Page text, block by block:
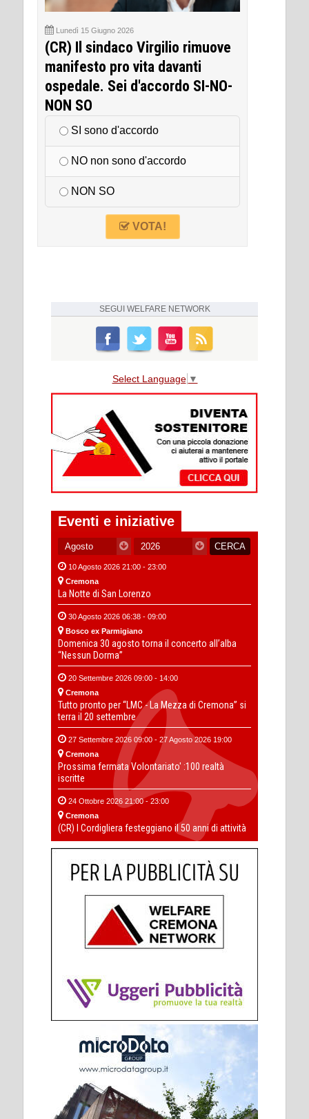
Lunedì 15 Giugno 2026
(CR) Il sindaco Virgilio rimuove
manifesto pro vita davanti
ospedale. Sei d'accordo SI-NO-
NON SO
SI sono d'accordo
NO non sono d'accordo
NON SO
VOTA!
SEGUI WELFARE NETWORK
Select Language ▼
Eventi e iniziative
10 Agosto 2026 21:00 - 23:00
Cremona
La Notte di San Lorenzo
30 Agosto 2026 06:38 - 09:00
Bosco ex Parmigiano
Domenica 30 agosto torna il concerto all’alba
“Nessun Dorma”
20 Settembre 2026 09:00 - 14:00
Cremona
Tutto pronto per “LMC - La Mezza di Cremona” si
terra il 20 settembre
27 Settembre 2026 09:00 - 27 Agosto 2026 19:00
Cremona
Prossima fermata Volontariato' :100 realtà
iscritte
24 Ottobre 2026 21:00 - 23:00
Cremona
(CR) I Cordigliera festeggiano il 50 anni di attività